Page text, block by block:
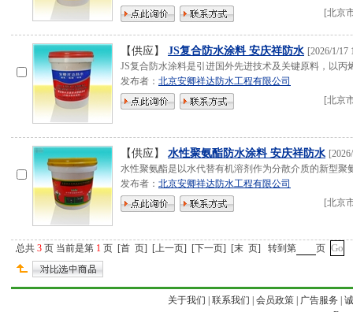
[北京
【供应】 JS复合防水涂料 安庆祥防水 [2026/1/17
JS复合防水涂料是引进国外先进技术及关键原料，以丙
发布者： 北京安卿祥达防水工程有限公司
[北京
【供应】 水性聚氨酯防水涂料 安庆祥防水 [
水性聚氨酯是以水代替有机溶剂作为分散介质的新型聚
发布者： 北京安卿祥达防水工程有限公司
[北京
总共 3 页 当前是第 1 页 [首 页] [上一页] [下一页] [末 页] 转到第 页
关于我们 联系我们 会员政策| 广告服务